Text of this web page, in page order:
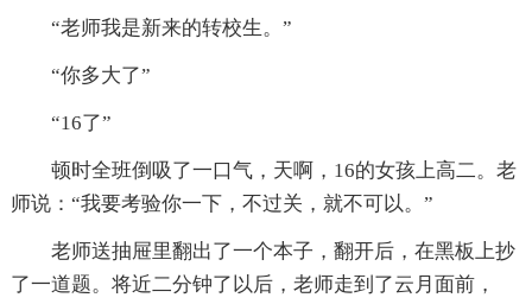
“老师我是新来的转校生。”
“你多大了”
“16了”
顿时全班倒吸了一口气，天啊，16的女孩上高二。老
师说：“我要考验你一下，不过关，就不可以。”
老师送抽屉里翻出了一个本子，翻开后，在黑板上抄
了一道题。将近二分钟了以后，老师走到了云月面前，